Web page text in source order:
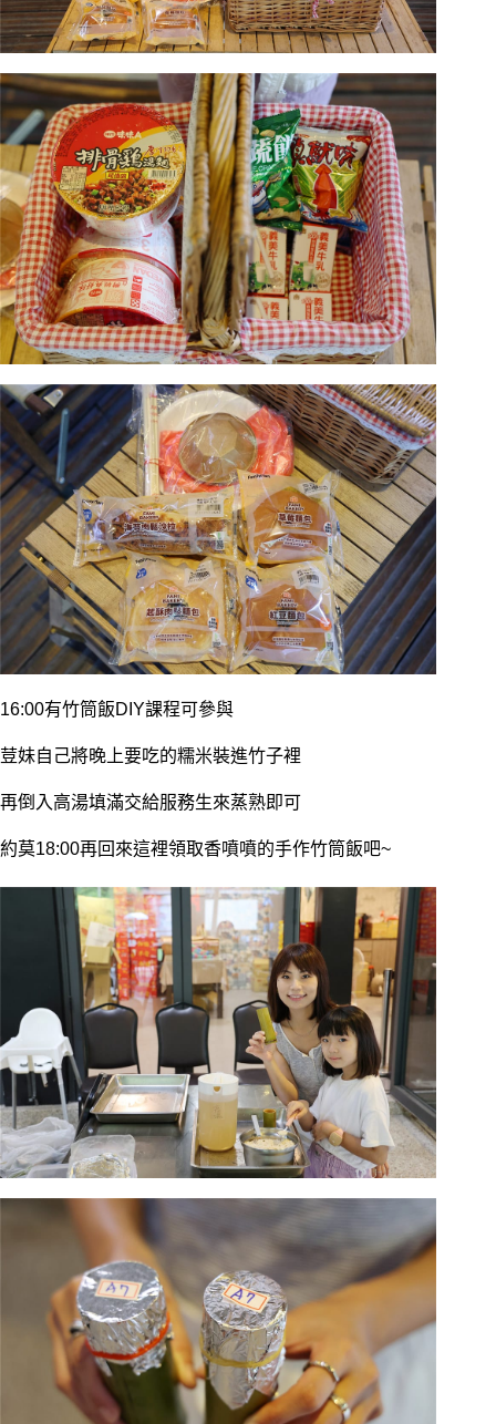
16:00有竹筒飯DIY課程可參與
荳妹自己將晚上要吃的糯米裝進竹子裡
再倒入高湯填滿交給服務生來蒸熟即可
約莫18:00再回來這裡領取香噴噴的手作竹筒飯吧~